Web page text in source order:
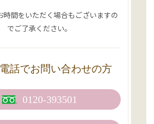
間をいただく場合もございますの
でご了承ください。
話でお問い合わせの方
0120-393501